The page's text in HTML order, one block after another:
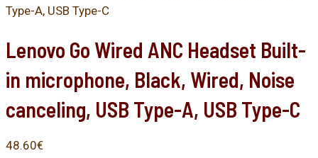
Type-A, USB Type-C
Lenovo Go Wired ANC Headset Built-
in microphone, Black, Wired, Noise
canceling, USB Type-A, USB Type-C
48.60€